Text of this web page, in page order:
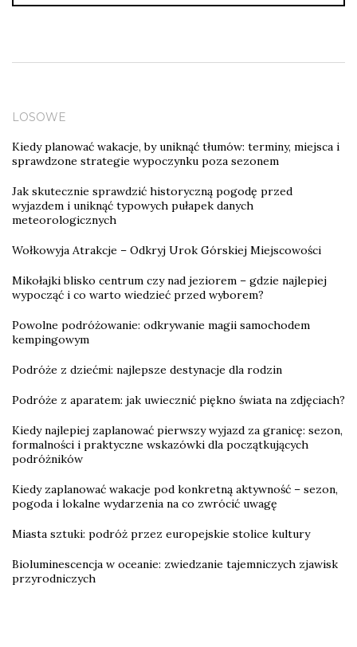
LOSOWE
Kiedy planować wakacje, by uniknąć tłumów: terminy, miejsca i
sprawdzone strategie wypoczynku poza sezonem
Jak skutecznie sprawdzić historyczną pogodę przed
wyjazdem i uniknąć typowych pułapek danych
meteorologicznych
Wołkowyja Atrakcje – Odkryj Urok Górskiej Miejscowości
Mikołajki blisko centrum czy nad jeziorem – gdzie najlepiej
wypocząć i co warto wiedzieć przed wyborem?
Powolne podróżowanie: odkrywanie magii samochodem
kempingowym
Podróże z dziećmi: najlepsze destynacje dla rodzin
Podróże z aparatem: jak uwiecznić piękno świata na zdjęciach?
Kiedy najlepiej zaplanować pierwszy wyjazd za granicę: sezon,
formalności i praktyczne wskazówki dla początkujących
podróżników
Kiedy zaplanować wakacje pod konkretną aktywność – sezon,
pogoda i lokalne wydarzenia na co zwrócić uwagę
Miasta sztuki: podróż przez europejskie stolice kultury
Bioluminescencja w oceanie: zwiedzanie tajemniczych zjawisk
przyrodniczych